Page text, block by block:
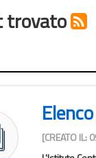
trovato
[CREATO